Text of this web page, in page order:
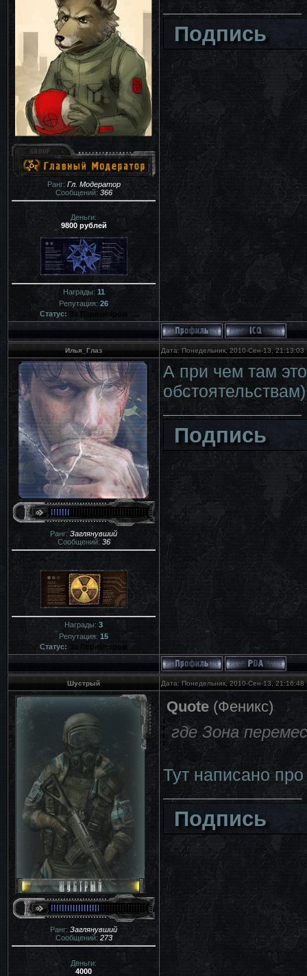
Ранг: Гл. Модератор
Сообщений:366
Деньги:
9800 рублей
Награды: 11
Репутация:26
Статус: За Периметром
Подпись
Илья_Глаз Дата: Понедельник, 2010-Сен-13,
Ранг:Заглянувший
Сообщений: 36
Награды:3
Репутация: 15
Статус: За Периметром
А при чем там
обстоятельствам)
Подпись
Шустрый Дата: Понедельник, 2010-Сен-13,
Ранг:Заглянувший
Сообщений:273
Деньги:
4000
Quote(Феникс)
где Зона
Тут написано
Подпись